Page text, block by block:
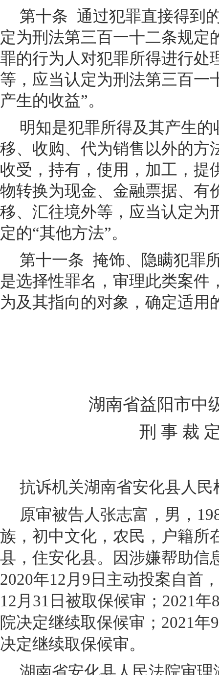
第十条 通过犯罪直接得到
定为刑法第三百一十二条规定
罪的行为人对犯罪所得进行处
等，应当认定为刑法第三百一
产生的收益”。
明知是犯罪所得及其产生
移、收购、代为销售以外的方
收受，持有，使用，加工，提
物转换为现金、金融票据、有
移、汇往境外等，应当认定为
定的“其他方法”。
第十一条 掩饰、隐瞒犯罪
是选择性罪名，审理此类案件
为及其指向的对象，确定适用
湖南省益阳市中
刑 事 裁
抗诉机关湖南省安化县人民
原审被告人张志富，男，
族，初中文化，农民，户籍所
县，住安化县。因涉嫌帮助信
2020年12月9日主动投案自首
12月31日被取保候审；2021
院决定继续取保候审；2021
决定继续取保候审。
湖南省安化县人民法院审